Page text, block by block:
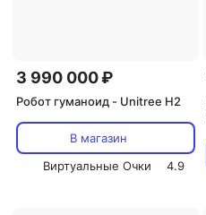
3 990 000 ₽
Робот гуманоид - Unitree H2
В магазин
Виртуальные Очки
4.9